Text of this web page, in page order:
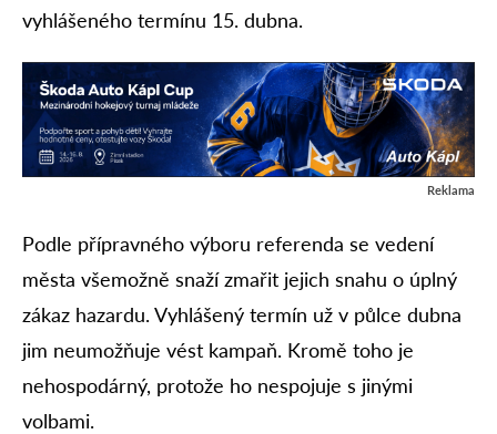
vyhlášeného termínu 15. dubna.
Reklama
Podle přípravného výboru referenda se vedení
města všemožně snaží zmařit jejich snahu o úplný
zákaz hazardu. Vyhlášený termín už v půlce dubna
jim neumožňuje vést kampaň. Kromě toho je
nehospodárný, protože ho nespojuje s jinými
volbami.